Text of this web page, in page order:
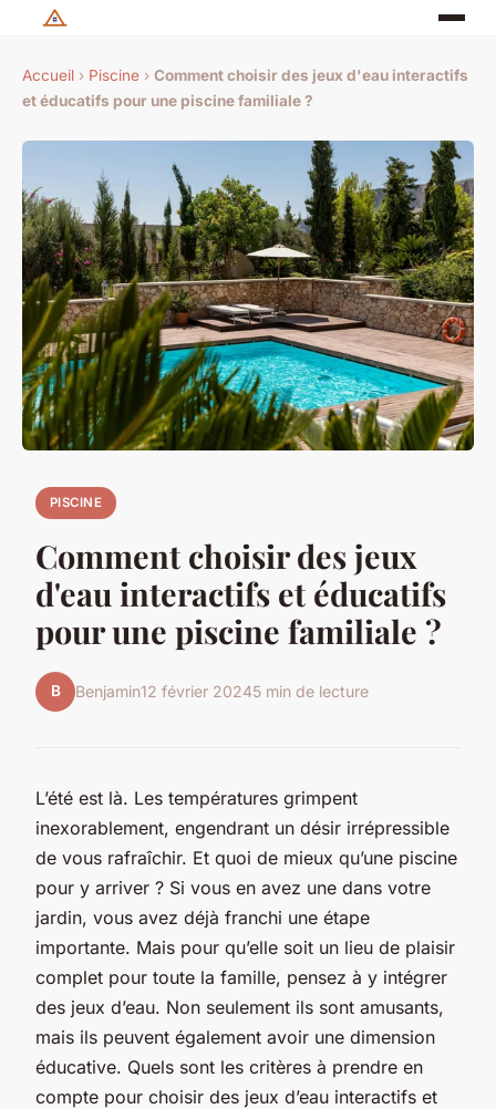
Accueil › Piscine › Comment choisir des jeux d'eau interactifs
et éducatifs pour une piscine familiale ?
PISCINE
Comment choisir des jeux
d'eau interactifs et éducatifs
pour une piscine familiale ?
B Benjamin12 février 20245 min de lecture
L’été est là. Les températures grimpent
inexorablement, engendrant un désir irrépressible
de vous rafraîchir. Et quoi de mieux qu’une piscine
pour y arriver ? Si vous en avez une dans votre
jardin, vous avez déjà franchi une étape
importante. Mais pour qu’elle soit un lieu de plaisir
complet pour toute la famille, pensez à y intégrer
des jeux d’eau. Non seulement ils sont amusants,
mais ils peuvent également avoir une dimension
éducative. Quels sont les critères à prendre en
compte pour choisir des jeux d’eau interactifs et